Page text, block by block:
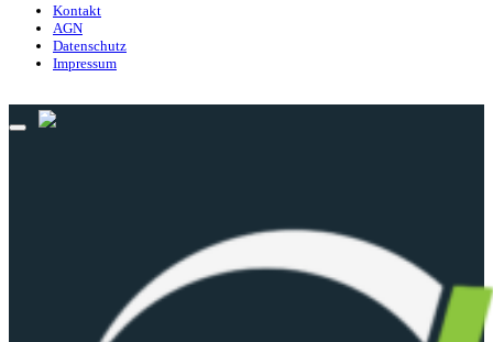
Kontakt
AGN
Datenschutz
Impressum